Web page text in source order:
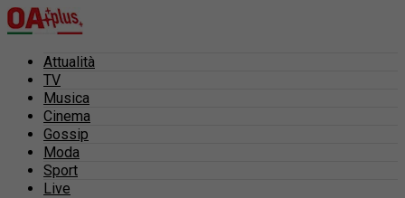
Attualità
TV
Musica
Cinema
Gossip
Moda
Sport
Live